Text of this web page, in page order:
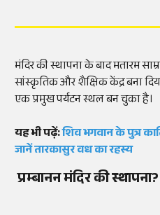
मंदिर की स्थापना के बाद मतारम
सांस्कृतिक और शैक्षिक केंद्र बना
एक प्रमुख पर्यटन स्थल बन चुका है।
यह भी पढ़ें:शिव भगवान के पुत्र
जानें तारकासुर वध का रहस्य
प्रम्बानन मंदिर की स्थापना?